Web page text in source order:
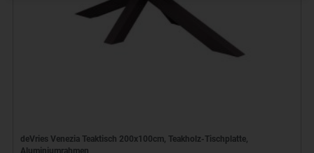
deVries Venezia Teaktisch 200x100cm, Teakholz-Tischplatte,
Aluminiumrahmen